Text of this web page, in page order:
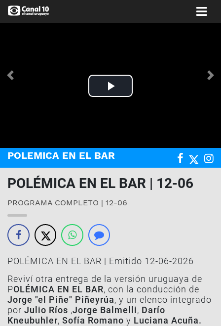
Play
Anterior
POLEMICA EN EL BAR
POLÉMICA EN EL BAR | 12-06
PROGRAMA COMPLETO | 12-06
POLÉMICA EN EL BAR | Emitido 12-06-2026
Reviví otra entrega de la versión uruguaya de
POLÉMICA EN EL BAR, con la conducción de
Jorge "el Piñe" Piñeyrúa, y un elenco integrado
por Julio Ríos ,Jorge Balmelli, Darío
Kneubuhler, Sofía Romano y Luciana Acuña.